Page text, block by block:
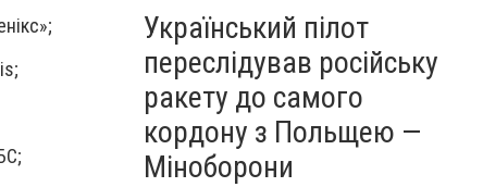
Український пілот
переслідував російську
ракету до самого
кордону з Польщею —
Міноборони